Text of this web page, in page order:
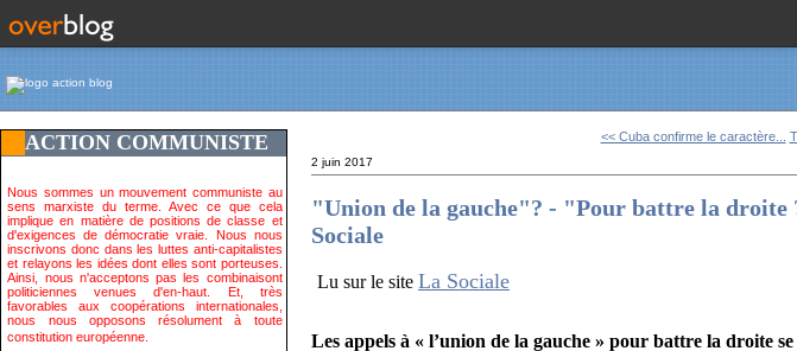
ACTION COMMUNISTE
Nous sommes un mouvement communiste au
sens marxiste du terme. Avec ce que cela
implique en matière de positions de classe et
d'exigences de démocratie vraie. Nous nous
inscrivons donc dans les luttes anti-capitalistes
et relayons les idées dont elles sont porteuses.
Ainsi, nous n'acceptons pas les combinaisont
politiciennes venues d'en-haut. Et, très
favorables aux coopérations internationales,
nous nous opposons résolument à toute
constitution européenne.
<< Cuba confirme le caractère...
2 juin 2017
"Union de la gauche"? - "Pour battre la
Sociale
Lu sur le siteLa Sociale
Les appels à « l’union de la gauche » pour battre la droite